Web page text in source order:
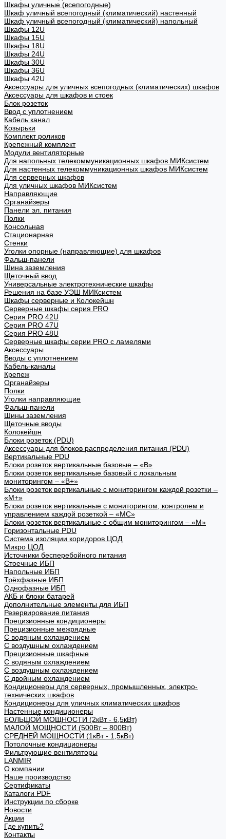
Шкафы уличные (всепогодные)
Шкаф уличный всепогодный (климатический) настенный
Шкаф уличный всепогодный (климатический) напольный
Шкафы 12U
Шкафы 15U
Шкафы 18U
Шкафы 24U
Шкафы 30U
Шкафы 36U
Шкафы 42U
Аксессуары для уличных всепогодных (климатических) шкафов
Аксессуары для шкафов и стоек
Блок розеток
Ввод с уплотнением
Кабель канал
Козырьки
Комплект роликов
Крепежный комплект
Модули вентиляторные
Для напольных телекоммуникационных шкафов МИКсистем
Для настенных телекоммуникационных шкафов МИКсистем
Для серверных шкафов
Для уличных шкафов МИКсистем
Направляющие
Органайзеры
Панели эл. питания
Полки
Консольная
Стационарная
Стенки
Уголки опорные (направляющие) для шкафов
Фальш-панели
Шина заземления
Щеточный ввод
Универсальные электротехнические шкафы
Решения на базе УЭШ МИКсистем
Шкафы серверные и Колокейшн
Серверные шкафы серия PRO
Серия PRO 42U
Серия PRO 47U
Серия PRO 48U
Серверные шкафы серии PRO с ламелями
Аксессуары
Вводы с уплотнением
Кабель-каналы
Крепеж
Органайзеры
Полки
Уголки направляющие
Фальш-панели
Шины заземления
Щеточные вводы
Колокейшн
Блоки розеток (PDU)
Аксессуары для блоков распределения питания (PDU)
Вертикальные PDU
Блоки розеток вертикальные базовые – «В»
Блоки розеток вертикальные базовый с локальным
мониторингом – «В+»
Блоки розеток вертикальные с мониторингом каждой розетки –
«М+»
Блоки розеток вертикальные с мониторингом, контролем и
управлением каждой розеткой – «МС»
Блоки розеток вертикальные с общим мониторингом – «М»
Горизонтальные PDU
Система изоляции коридоров ЦОД
Микро ЦОД
Источники бесперебойного питания
Стоечные ИБП
Напольные ИБП
Трёхфазные ИБП
Однофазные ИБП
АКБ и блоки батарей
Дополнительные элементы для ИБП
Резервирование питания
Прецизионные кондиционеры
Прецизионные межрядные
С водяным охлаждением
С воздушным охлаждением
Прецизионные шкафные
С водяным охлаждением
С воздушным охлаждением
С двойным охлаждением
Кондиционеры для серверных, промышленных, электро-
технических шкафов
Кондиционеры для уличных климатических шкафов
Настенные кондиционеры
БОЛЬШОЙ МОЩНОСТИ (2кВт - 6,5кВт)
МАЛОЙ МОЩНОСТИ (500Вт – 800Вт)
СРЕДНЕЙ МОЩНОСТИ (1кВт - 1,5кВт)
Потолочные кондиционеры
Фильтрующие вентиляторы
LANMIR
О компании
Наше производство
Сертификаты
Каталоги PDF
Инструкции по сборке
Новости
Акции
Где купить?
Контакты